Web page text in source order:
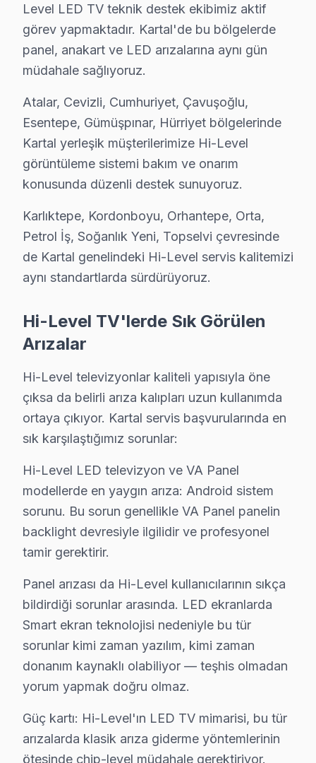
TV'niz Kartal'da profesyonel ellerde — kalıcı onarım
Kartal Genelinde Hi-Level TV Teknik
Kartal ve yakın bölgelerde Hi-Level LED TV servis
Kapsama alanımız:
• Kartal tüm semtler ve mahalleler
• Bitişik ilçelere servis erişimi
• Apartman, rezidans ve iş yeri servisi
Kartal çevresinde Hi-Level servisi için hemen
Hi-Level TV'nizin Ömrünü Uzatmanın Yolları
Hi-Level televizyon paneli ürünlerinizden uzun yıllar
TV uzun ömür için ipuçları:
• Direkt güneş ışığı ve ısı kaynaklarından Kartal'de
• Kartal'de havalandırma deliklerini kapatmayın, arka
• Kartal'de fırtına öncesi şebeke aşırı gerilim
• Kartal'de yılda 1-2 kez profesyonel bakım yaptırın
Kartal'da Hi-Level bakım ve önleyici servis
Kartal'de Hi-Level TV Tamir Maliyetleri
Kartal'de Hi-Level panel tamiri yaptırmadan önce
Teşhis ücretsiz. Cihazınızı inceledikten sonra arıza
Fiyatlar neye göre değişir: Arıza tipi, ekran boyutu ve
Ödeme kolaylığı: Kredi kartı, havale ve NFC ödeme
Garanti dahil: Verdiğimiz her fiyata 6 ay işçilik ve 1-2
» Kartal'de aynı gün teşhis, şeffaf fiyat teklifi ve hızlı
Kartal'de Hi-Level TV Teknik Gözlem Raporu
Kartal servisimizde Hi-Level LED TV onarım
Hi-Level teknisyenlerimiz Marmaray ve E-5
Teknik açıdan değerlendirildiğinde Kartal Sahili
Kartal Hi-Level TV Servisi – Sık Sorulan
Level LED TV teknik destek ekibimiz aktif
görev yapmaktadır. Kartal'de bu bölgelerde
panel, anakart ve LED arızalarına aynı gün
müdahale sağlıyoruz.
Atalar, Cevizli, Cumhuriyet, Çavuşoğlu,
Esentepe, Gümüşpınar, Hürriyet bölgelerinde
Kartal yerleşik müşterilerimize Hi-Level
görüntüleme sistemi bakım ve onarım
konusunda düzenli destek sunuyoruz.
Karlıktepe, Kordonboyu, Orhantepe, Orta,
Petrol İş, Soğanlık Yeni, Topselvi çevresinde
de Kartal genelindeki Hi-Level servis kalitemizi
aynı standartlarda sürdürüyoruz.
Hi-Level TV'lerde Sık Görülen
Arızalar
Hi-Level televizyonlar kaliteli yapısıyla öne
çıksa da belirli arıza kalıpları uzun kullanımda
ortaya çıkıyor. Kartal servis başvurularında en
sık karşılaştığımız sorunlar:
Hi-Level LED televizyon ve VA Panel
modellerde en yaygın arıza: Android sistem
sorunu. Bu sorun genellikle VA Panel panelin
backlight devresiyle ilgilidir ve profesyonel
tamir gerektirir.
Panel arızası da Hi-Level kullanıcılarının sıkça
bildirdiği sorunlar arasında. LED ekranlarda
Smart ekran teknolojisi nedeniyle bu tür
sorunlar kimi zaman yazılım, kimi zaman
donanım kaynaklı olabiliyor — teşhis olmadan
yorum yapmak doğru olmaz.
Güç kartı: Hi-Level'ın LED TV mimarisi, bu tür
arızalarda klasik arıza giderme yöntemlerinin
ötesinde chip-level müdahale gerektiriyor.